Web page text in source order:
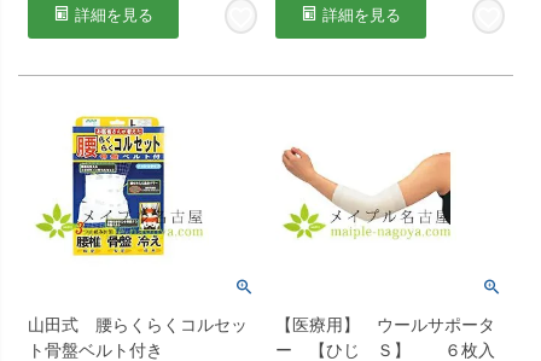
詳細を見る 詳細を見る
山田式 腰らくらくコルセッ
ト骨盤ベルト付き
【医療用】 ウールサポータ
ー 【ひじ Ｓ】 ６枚入